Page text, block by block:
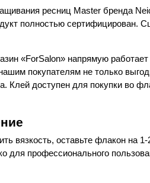
ресниц Master бренда
полностью сертифицирован.
«ForSalon» напрямую
покупателям не только
Клей доступен для покупки во
вязкость, оставьте флакон на
для профессионального